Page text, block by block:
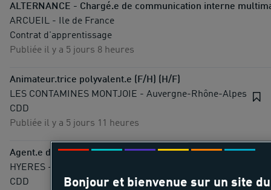
ALTERNANCE - Chargé.e de communication interne
ARCUEIL - Ile de France
Contrat d'apprentissage
Publiée il y a 5 jours 8 heures
Animateur.trice polyvalent.e (F/H) (H/F)
LES CONTAMINES MONTJOIE - Auvergne-Rhône-Alpes
CDD
Publiée il y a 5 jours 11 heures
Agent.e de propreté (H/F)
HYERES - Provence-Alpes-Côte-d'Azur
CDD
Bonjour et bienvenue sur un site